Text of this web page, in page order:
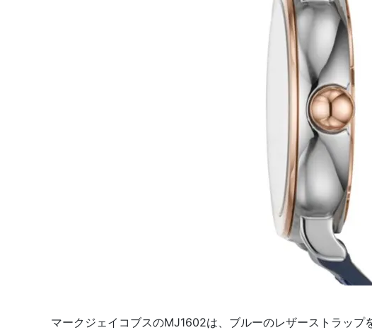
マークジェイコブスのMJ1602は、ブルーのレザーストラップ